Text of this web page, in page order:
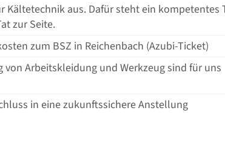
aus. Dafür steht ein kompetentes
zur Seite.
zum BSZ in Reichenbach (Azubi-Ticket)
Arbeitskleidung und Werkzeug sind für uns
in eine zukunftssichere Anstellung